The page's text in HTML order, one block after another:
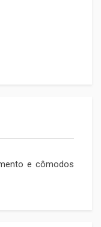
e cômodos